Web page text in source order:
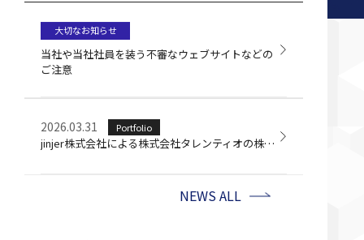
大切なお知らせ
当社や当社社員を装う不審なウェブサイトなどの
ご注意
2026.03.31 Portfolio
jinjer株式会社による株式会社タレンティオの株式取得について
NEWS ALL